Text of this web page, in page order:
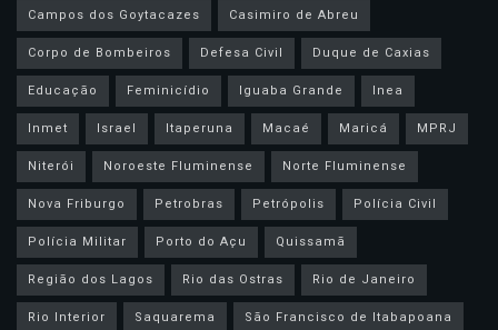
Campos dos Goytacazes
Casimiro de Abreu
Corpo de Bombeiros
Defesa Civil
Duque de Caxias
Educação
Feminicídio Iguaba Grande
Inea
Inmet
Israel Itaperuna Macaé Maricá
MPRJ
Niterói
Noroeste Fluminense
Norte Fluminense
Nova Friburgo
Petrobras Petrópolis
Polícia Civil
Polícia Militar
Porto do Açu
Quissamã
Região dos Lagos
Rio das Ostras
Rio de Janeiro
Rio Interior
Saquarema
São Francisco de Itabapoana